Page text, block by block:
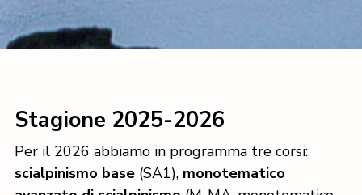
Stagione 2025-2026
Per il 2026 abbiamo in programma tre corsi:
scialpinismo base (SA1), monotematico